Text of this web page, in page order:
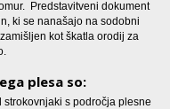
Predstavitveni dokument
ki se nanašajo na sodobni
kot škatla orodij za
plesa so:
s področja plesne